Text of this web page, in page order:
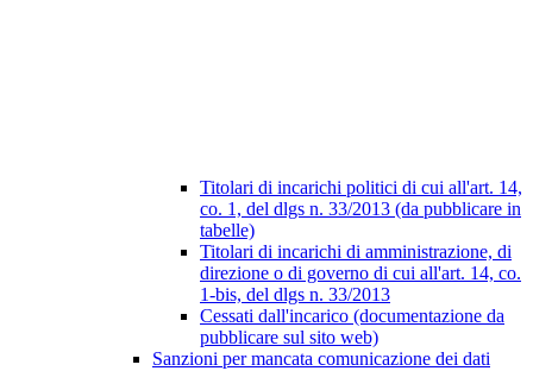
Titolari di incarichi politici di cui all'art. 14,
co. 1, del dlgs n. 33/2013 (da pubblicare in
tabelle)
Titolari di incarichi di amministrazione, di
direzione o di governo di cui all'art. 14, co.
1-bis, del dlgs n. 33/2013
Cessati dall'incarico (documentazione da
pubblicare sul sito web)
Sanzioni per mancata comunicazione dei dati